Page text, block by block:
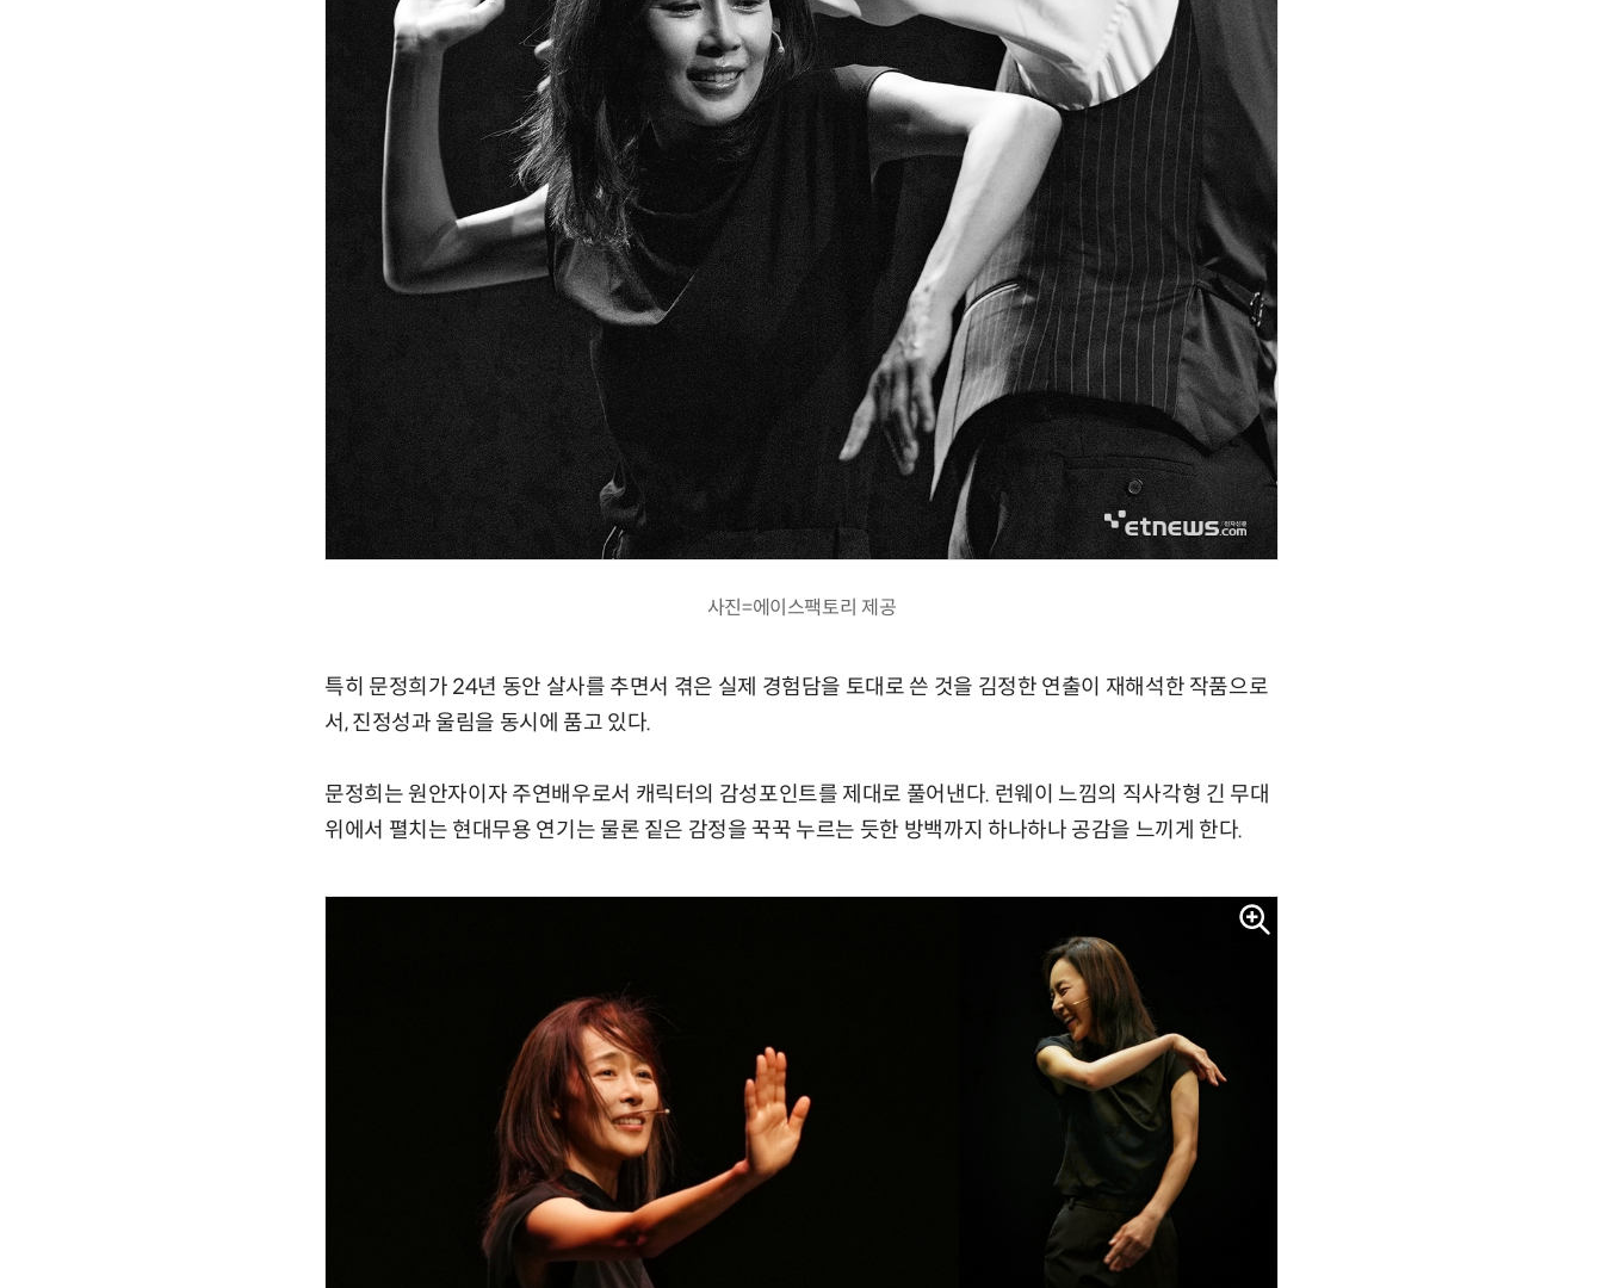
사진=에이스팩토리 제공
특히 문정희가 24년 동안 살사를 추면서 겪은 실제 경험담을 토대로 쓴 것을 김정한 연출이 재해석한 작품으로
서, 진정성과 울림을 동시에 품고 있다.
문정희는 원안자이자 주연배우로서 캐릭터의 감성포인트를 제대로 풀어낸다. 런웨이 느낌의 직사각형 긴 무대
위에서 펼치는 현대무용 연기는 물론 짙은 감정을 꾹꾹 누르는 듯한 방백까지 하나하나 공감을 느끼게 한다.